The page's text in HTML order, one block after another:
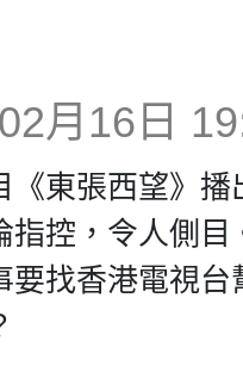
月16日
《東張西望》
指控，令人側
要找香港電視